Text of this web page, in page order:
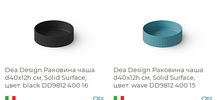
Каталог
Держатели туалетной бумаги
Мыльницы
Стаканы
Душ
Whitecross
Глубина, см
Высота, см
Отверстия под смеситель
Dea Design Раковина чаша
d40x12h см, Solid Surface,
цвет: black DD9812 400 16
Dea Design Раковина чаша
d40x12h см, Solid Surface,
цвет: wave DD9812 400 15